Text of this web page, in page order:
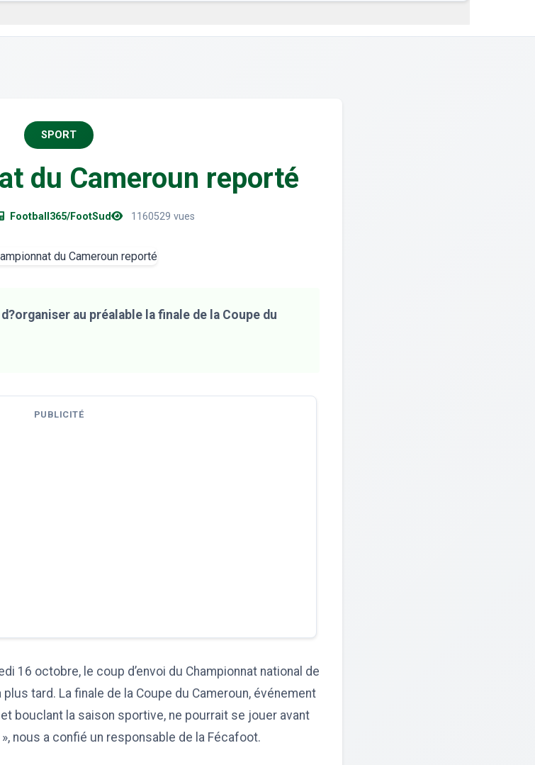
SPORT
du Cameroun reporté
Football365/FootSud 1160529 vues
au préalable la finale de la Coupe du
PUBLICITÉ
16 octobre, le coup d’envoi du Championnat national de
tard. La finale de la Coupe du Cameroun, événement
bouclant la saison sportive, ne pourrait se jouer avant
nous a confié un responsable de la Fécafoot.